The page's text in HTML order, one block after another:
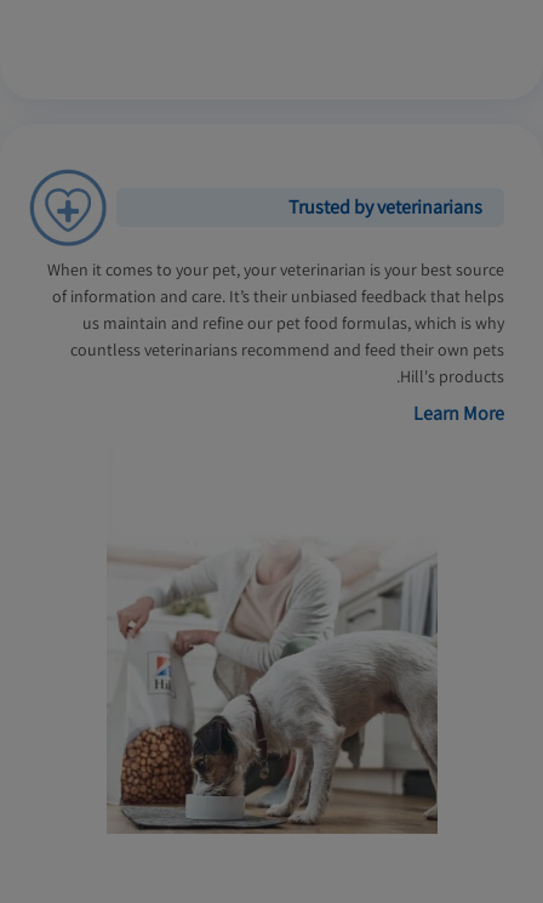
Trusted by veterinarians
When it comes to your pet, your veterinarian is your best source
of information and care. It’s their unbiased feedback that helps
us maintain and refine our pet food formulas, which is why
countless veterinarians recommend and feed their own pets
Hill's products.
Learn More